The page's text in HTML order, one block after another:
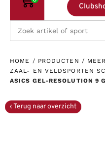
HOME / PRODUCTEN /
ZAAL- EN VELDSPORTEN
ASICS GEL-RESOLUTION 9